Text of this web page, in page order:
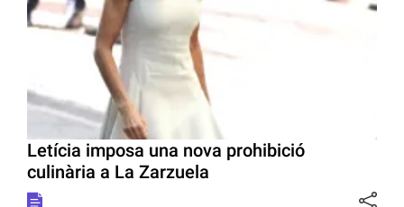
Letícia imposa una nova prohibició
culinària a La Zarzuela